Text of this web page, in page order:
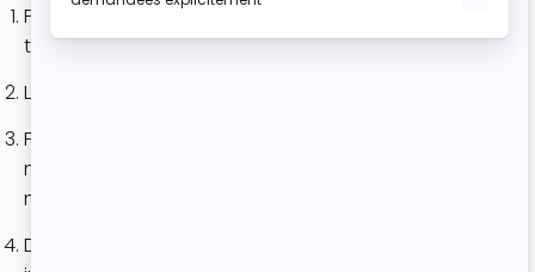
Préchauffe le four à 165°C en mode chaleur
tournante.
Lave les cerises puis dénoyaute-les délicatement.
Fais fondre le chocolat noir avec le beurre au
micro-ondes ou au bain-marie jusqu’à obtenir un
mélange bien lisse et brillant.
Dans un saladier, fouette les œufs avec le sucre